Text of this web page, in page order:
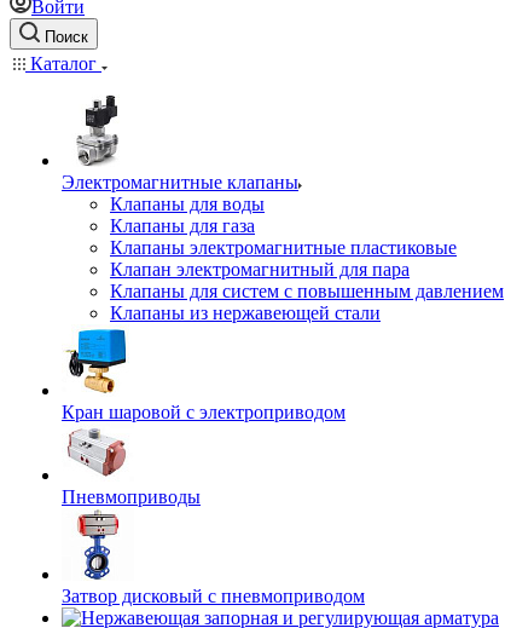
Войти
Поиск
Каталог
Электромагнитные клапаны
Клапаны для воды
Клапаны для газа
Клапаны электромагнитные пластиковые
Клапан электромагнитный для пара
Клапаны для систем с повышенным давлением
Клапаны из нержавеющей стали
Кран шаровой с электроприводом
Пневмоприводы
Затвор дисковый с пневмоприводом